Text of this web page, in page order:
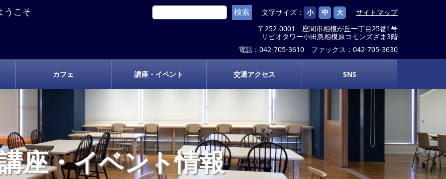
うこそ 文字サイズ： 小 中 大
サイトマップ
〒252-0001 座間市相模が丘一丁目25番1号
リビオタワー小田急相模原コモンズざま3階
電話：042-705-3610 ファックス：042-705-3630
カフェ 講座・イベント 交通アクセス SNS
座・イベント情報